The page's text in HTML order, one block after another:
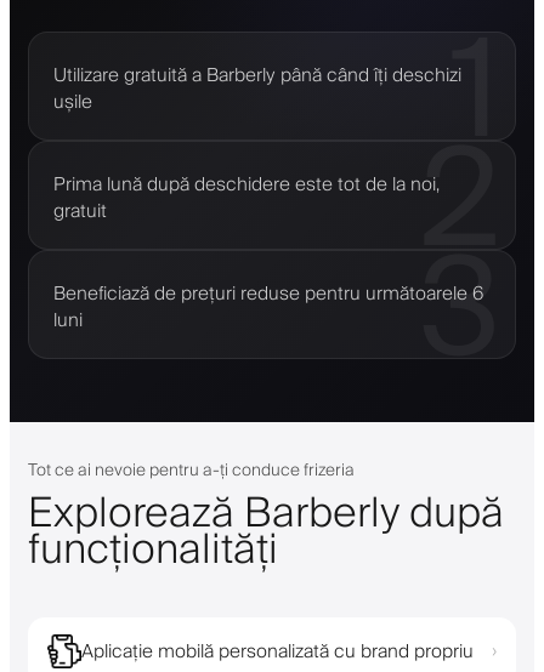
Utilizare gratuită a Barberly până când îți deschizi
ușile
1
Prima lună după deschidere este tot de la noi,
gratuit
2
Beneficiază de prețuri reduse pentru următoarele 6
luni
3
Tot ce ai nevoie pentru a-ți conduce frizeria
Explorează Barberly după
funcționalități
Aplicație mobilă personalizată cu brand propriu ›